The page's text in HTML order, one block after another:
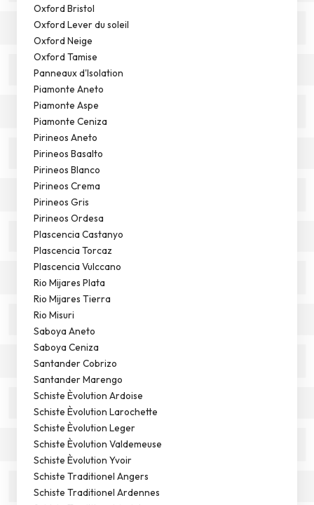
Oxford Bristol
Oxford Lever du soleil
Oxford Neige
Oxford Tamise
Panneaux d'Isolation
Piamonte Aneto
Piamonte Aspe
Piamonte Ceniza
Pirineos Aneto
Pirineos Basalto
Pirineos Blanco
Pirineos Crema
Pirineos Gris
Pirineos Ordesa
Plascencia Castanyo
Plascencia Torcaz
Plascencia Vulccano
Rio Mijares Plata
Rio Mijares Tierra
Rio Misuri
Saboya Aneto
Saboya Ceniza
Santander Cobrizo
Santander Marengo
Schiste Èvolution Ardoise
Schiste Èvolution Larochette
Schiste Èvolution Leger
Schiste Èvolution Valdemeuse
Schiste Èvolution Yvoir
Schiste Traditionel Angers
Schiste Traditionel Ardennes